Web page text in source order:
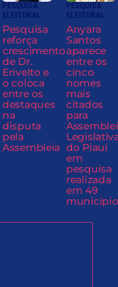
PESQUISA
ELEITORAL
Pesquisa
reforça
crescimento
de Dr.
Erivelto e
o coloca
entre os
destaques
na
disputa
pela
Assembleia
PESQUISA
ELEITORAL
Anyara
Santos
aparece
entre os
cinco
nomes
mais
citados
para
do Piauí
em
pesquisa
realizada
em 49